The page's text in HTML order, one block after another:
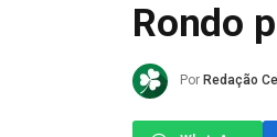
Rondo
Por Redação